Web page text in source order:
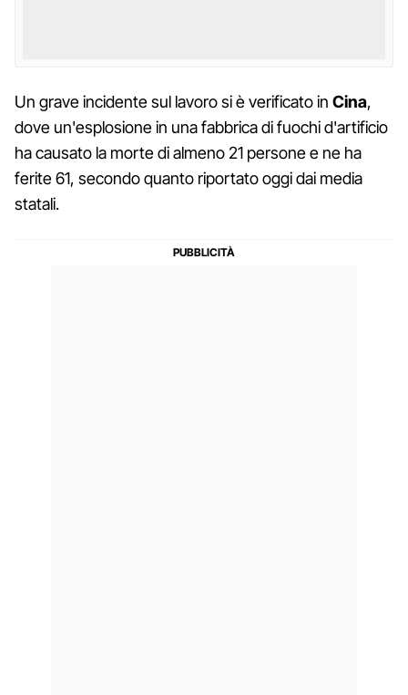
Un grave incidente sul lavoro si è verificato in Cina,
dove un'esplosione in una fabbrica di fuochi d'artificio
ha causato la morte di almeno 21 persone e ne ha
ferite 61, secondo quanto riportato oggi dai media
statali.